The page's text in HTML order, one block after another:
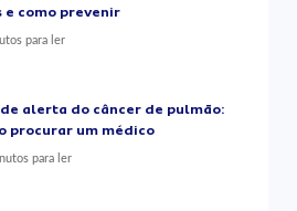
e como prevenir
para ler
alerta do câncer de pulmão:
procurar um médico
para ler